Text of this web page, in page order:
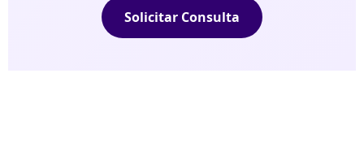
Solicitar Consulta